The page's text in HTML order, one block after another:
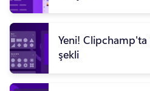
Yeni!
şekli